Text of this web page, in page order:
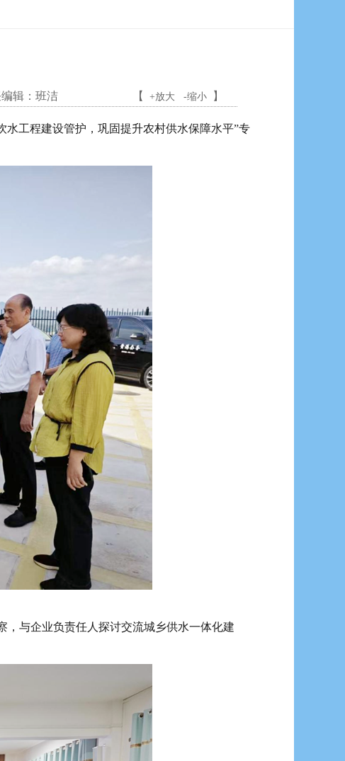
辑： 班洁 【 +放大 -缩小】
工程建设管护，巩固提升农村供水保障水平”专
与企业负责任人探讨交流城乡供水一体化建